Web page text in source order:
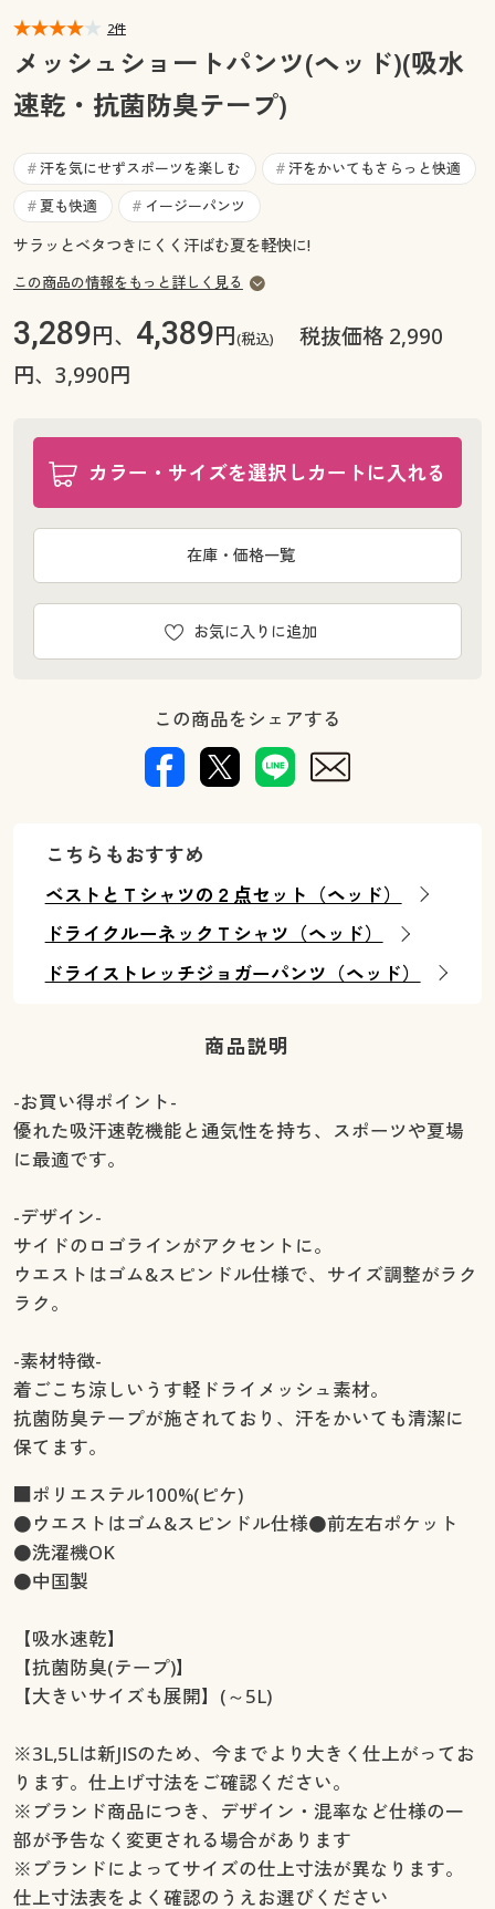
マイページ
閲覧履歴
お気に入り
サポート
ご利用ガイド
よくある質問とお問い合わせ
閲覧履歴
お気に入り
ご利用ガイド
よくある質問とお問い合わせ
2件
メッシュショートパンツ(ヘッド)(吸水
速乾・抗菌防臭テープ)
# 汗を気にせずスポーツを楽しむ # 汗をかいてもさらっと快適
# 夏も快適 # イージーパンツ
サラッとベタつきにくく汗ばむ夏を軽快に!
この商品の情報をもっと詳しく見る
3,289円、 4,389円(税込)
税抜価格 2,990
円、3,990円
カラー・サイズを選択しカートに入れる
お気に入りに追加
在庫・価格一覧
この商品をシェアする
こちらもおすすめ
ベストとＴシャツの２点セット（ヘッド）
ドライクルーネックＴシャツ（ヘッド）
ドライストレッチジョガーパンツ（ヘッド）
商品説明
-お買い得ポイント-
優れた吸汗速乾機能と通気性を持ち、スポーツや夏場
に最適です。
-デザイン-
サイドのロゴラインがアクセントに。
ウエストはゴム&スピンドル仕様で、サイズ調整がラク
ラク。
-素材特徴-
着ごこち涼しいうす軽ドライメッシュ素材。
抗菌防臭テープが施されており、汗をかいても清潔に
保てます。
■ポリエステル100%(ピケ)
●ウエストはゴム&スピンドル仕様●前左右ポケット
●洗濯機OK
●中国製
【吸水速乾】
【抗菌防臭(テープ)】
【大きいサイズも展開】(～5L)
※3L,5Lは新JISのため、今までより大きく仕上がってお
ります。仕上げ寸法をご確認ください。
※ブランド商品につき、デザイン・混率など仕様の一
部が予告なく変更される場合があります
※ブランドによってサイズの仕上寸法が異なります。
仕上寸法表をよく確認のうえお選びください